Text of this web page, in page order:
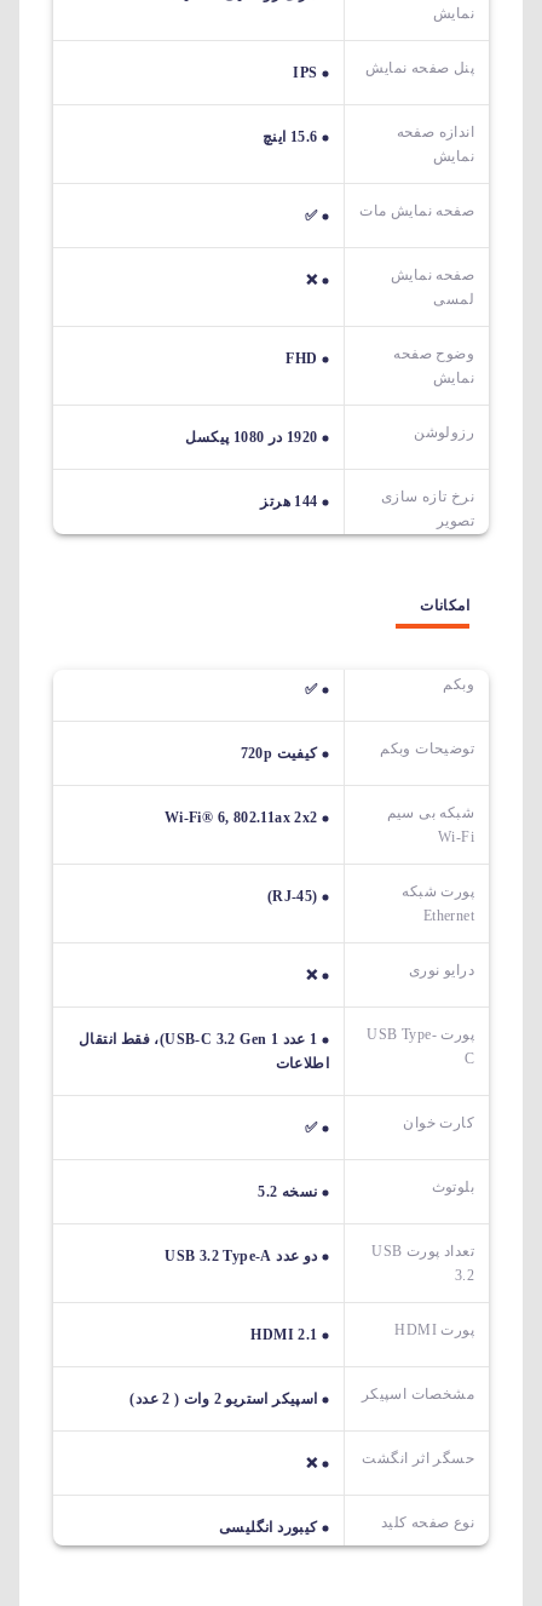
نمایش
پنل صفحه نمایش IPS
اندازه صفحه
نمایش
15.6 اینچ
صفحه نمایش مات ✅
صفحه نمایش
لمسی
❌
وضوح صفحه
نمایش
FHD
رزولوشن 1920 در 1080 پیکسل
نرخ تازه سازی
تصویر
144 هرتز
امکانات
وبکم ✅
توضیحات وبکم کیفیت 720p
شبکه بی سیم
Wi-Fi
Wi-Fi® 6, 802.11ax 2x2
پورت شبکه
Ethernet
(RJ-45)
درایو نوری ❌
پورت USB Type-
C
1 عدد USB-C 3.2 Gen 1)، فقط انتقال
اطلاعات
کارت خوان ✅
بلوتوث نسخه 5.2
تعداد پورت USB
3.2
دو عدد USB 3.2 Type-A
پورت HDMI HDMI 2.1
مشخصات اسپیکر اسپیکر استریو 2 وات ( 2 عدد)
حسگر اثر انگشت ❌
نوع صفحه کلید کیبورد انگلیسی